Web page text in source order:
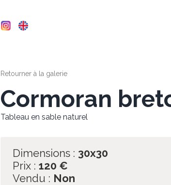
Retourner à la galerie
Cormoran
Tableau en sable naturel
Dimensions : 30x30
Prix : 120 €
Vendu : Non